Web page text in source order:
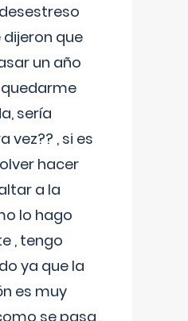
que
un año
sería
vez?? , si es
hacer
a la
lo hago
, tengo
ya que la
es muy
se pasa ,